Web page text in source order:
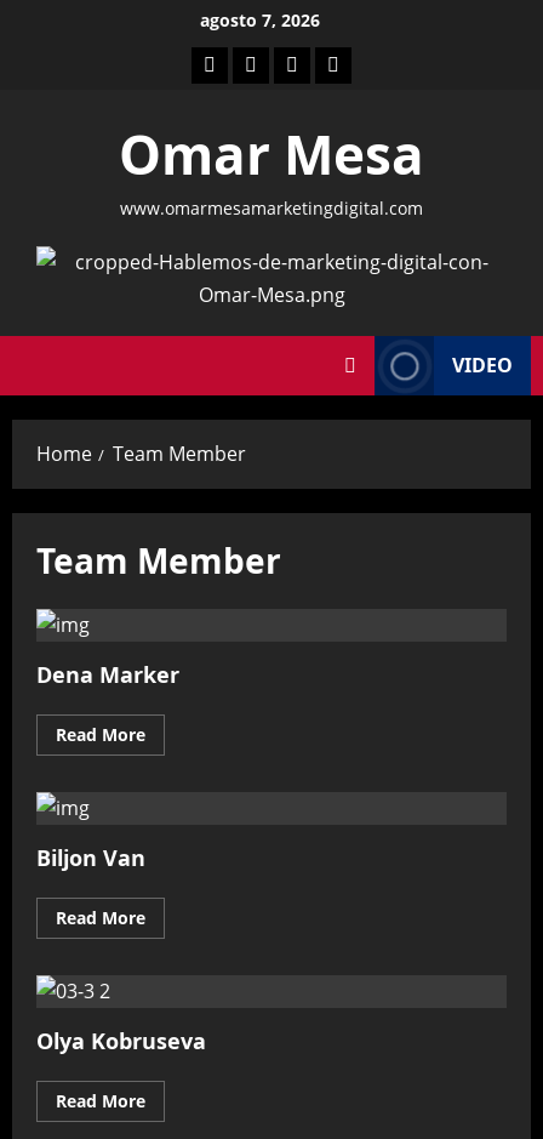
agosto 7, 2026
HomeACADEMIA
MARKETING
DIGITAL
marketingHERRAMIENTAS
Omar Mesa
www.omarmesamarketingdigital.com
VIDEO
Home Team Member
Team Member
Dena Marker
Read MoreRead
more
Biljon Van
Read MoreRead
more
Olya Kobruseva
Read MoreRead
more